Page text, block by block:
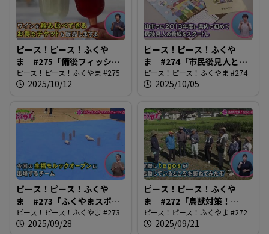
ピース！ピース！ふくや
ま #275「備後フィッシュ
＆備後福山ワインフェス」
ピース！ピース！ふくやま #275
2025/10/12
ピース！ピース！ふくや
ま #274「市民後見人と
は？」
ピース！ピース！ふくやま #274
2025/10/05
ピース！ピース！ふくや
ま #273「ふくやまスポー
ツフェスティバル2025」
ピース！ピース！ふくやま #273
2025/09/28
ピース！ピース！ふくや
ま #272「鳥獣対策！
tegos出動」
ピース！ピース！ふくやま #272
2025/09/21